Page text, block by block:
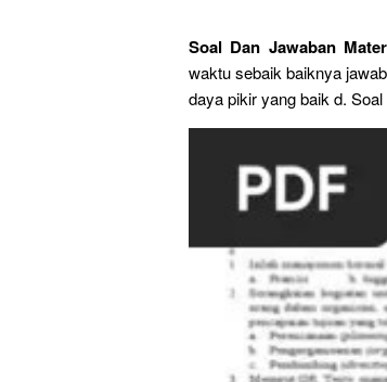
Soal Dan Jawaban
waktu sebaik baiknya
daya pikir yang baik d.